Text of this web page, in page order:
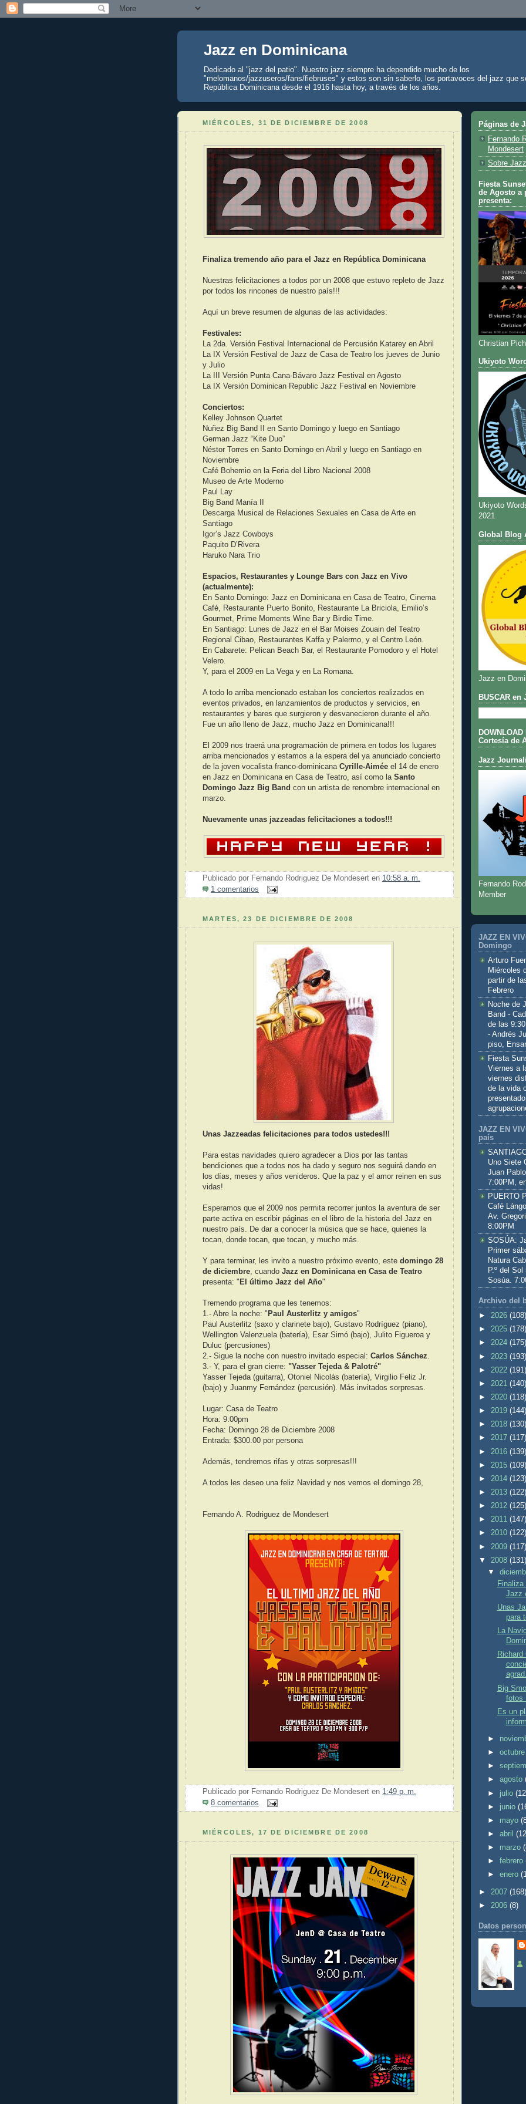
Jazz en Dominicana
Dedicado al "jazz del patio". Nuestro jazz siempre ha dependido mucho de los
"melomanos/jazzuseros/fans/fiebruses" y estos son sin saberlo, los portavoces del jazz que
República Dominicana desde el 1916 hasta hoy, a través de los años.
MIÉRCOLES, 31 DE DICIEMBRE DE 2008
Finaliza tremendo año para el Jazz en República Dominicana
Nuestras felicitaciones a todos por un 2008 que estuvo repleto de Jazz
por todos los rincones de nuestro país!!!
Aquí un breve resumen de algunas de las actividades:
Festivales:
La 2da. Versión Festival Internacional de Percusión Katarey en Abril
La IX Versión Festival de Jazz de Casa de Teatro los jueves de Junio
y Julio
La III Versión Punta Cana-Bávaro Jazz Festival en Agosto
La IX Versión Dominican Republic Jazz Festival en Noviembre
Conciertos:
Kelley Johnson Quartet
Nuñez Big Band II en Santo Domingo y luego en Santiago
German Jazz “Kite Duo”
Néstor Torres en Santo Domingo en Abril y luego en Santiago en
Noviembre
Café Bohemio en la Feria del Libro Nacional 2008
Museo de Arte Moderno
Paul Lay
Big Band Manía II
Descarga Musical de Relaciones Sexuales en Casa de Arte en
Santiago
Igor’s Jazz Cowboys
Paquito D’Rivera
Haruko Nara Trio
Espacios, Restaurantes y Lounge Bars con Jazz en Vivo
(actualmente):
En Santo Domingo: Jazz en Dominicana en Casa de Teatro, Cinema
Café, Restaurante Puerto Bonito, Restaurante La Briciola, Emilio’s
Gourmet, Prime Moments Wine Bar y Birdie Time.
En Santiago: Lunes de Jazz en el Bar Moises Zouain del Teatro
Regional Cibao, Restaurantes Kaffa y Palermo, y el Centro León.
En Cabarete: Pelican Beach Bar, el Restaurante Pomodoro y el Hotel
Velero.
Y, para el 2009 en La Vega y en La Romana.
A todo lo arriba mencionado estaban los conciertos realizados en
eventos privados, en lanzamientos de productos y servicios, en
restaurantes y bares que surgieron y desvanecieron durante el año.
Fue un año lleno de Jazz, mucho Jazz en Dominicana!!!
El 2009 nos traerá una programación de primera en todos los lugares
arriba mencionados y estamos a la espera del ya anunciado concierto
de la joven vocalista franco-dominicana Cyrille-Aimée el 14 de enero
en Jazz en Dominicana en Casa de Teatro, así como la Santo
Domingo Jazz Big Band con un artista de renombre internacional en
marzo.
Nuevamente unas jazzeadas felicitaciones a todos!!!
Publicado por Fernando Rodriguez De Mondesert en 10:58 a. m.
1 comentarios
MARTES, 23 DE DICIEMBRE DE 2008
Unas Jazzeadas felicitaciones para todos ustedes!!!
Para estas navidades quiero agradecer a Dios por las tantas
bendiciones que a todos nos ha dado y seguro nos seguirá dando en
los días, meses y años venideros. Que la paz y el amor reinen en sus
vidas!
Esperamos que el 2009 nos permita recorrer juntos la aventura de ser
parte activa en escribir páginas en el libro de la historia del Jazz en
nuestro país. De dar a conocer la música que se hace, quienes la
tocan, donde tocan, que tocan, y mucho más.
Y para terminar, les invito a nuestro próximo evento, este domingo 28
de diciembre, cuando Jazz en Dominicana en Casa de Teatro
presenta: " El último Jazz del Año"
Tremendo programa que les tenemos:
1.- Abre la noche: " Paul Austerlitz y amigos"
Paul Austerlitz (saxo y clarinete bajo), Gustavo Rodríguez (piano),
Wellington Valenzuela (batería), Esar Simó (bajo), Julito Figueroa y
Duluc (percusiones)
2.- Sigue la noche con nuestro invitado especial: Carlos Sánchez.
3.- Y, para el gran cierre: "Yasser Tejeda & Palotré"
Yasser Tejeda (guitarra), Otoniel Nicolás (batería), Virgilio Feliz Jr.
(bajo) y Juanmy Fernández (percusión). Más invitados sorpresas.
Lugar: Casa de Teatro
Hora: 9:00pm
Fecha: Domingo 28 de Diciembre 2008
Entrada: $300.00 por persona
Además, tendremos rifas y otras sorpresas!!!
A todos les deseo una feliz Navidad y nos vemos el domingo 28,
Fernando A. Rodriguez de Mondesert
Publicado por Fernando Rodriguez De Mondesert en 1:49 p. m.
8 comentarios
MIÉRCOLES, 17 DE DICIEMBRE DE 2008
Páginas de
Fernando
Mondesert
Sobre
Fiesta
de Agosto a
presenta:
Christian
Ukiyoto
Ukiyoto
2021
Global Blog
Jazz en
BUSCAR en
Cortesía de
Jazz
Fernando
Member
JAZZ EN
Domingo
Arturo
Miércoles
partir de
Febrero
Noche de
Band -
de las
- Andrés
piso,
Fiesta
Viernes a
viernes
de la vida
JAZZ EN
país
Uno Siete
Juan
7:00PM,
PUERTO
Café
Av.
8:00PM
SOSÚA:
Primer
Natura
P.º del Sol
Sosúa.
Archivo del
► 2026 (108)
► 2025 (178)
► 2024 (175)
► 2023 (193)
► 2022 (191)
► 2021 (140)
► 2020 (118)
► 2019 (144)
► 2018 (130)
► 2017 (117)
► 2016 (139)
► 2015 (109)
► 2014 (123)
► 2013 (122)
► 2012 (125)
► 2011 (147)
► 2010 (122)
► 2009 (117)
▼ 2008 (131)
▼
Finaliza
Jazz
Unas
para
La
Richard
Big
fotos
Es un
►
►
►
►agosto
► julio
► junio
► mayo
►abril
► marzo
►febrero
►enero
► 2007 (168)
► 2006 (8)
Datos